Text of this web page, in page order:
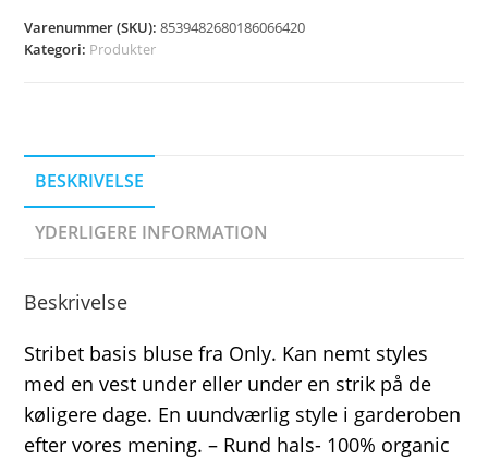
Varenummer (SKU):8539482680186066420
Kategori: Produkter
BESKRIVELSE
YDERLIGERE INFORMATION
Beskrivelse
Stribet basis bluse fra Only. Kan nemt styles
med en vest under eller under en strik på de
køligere dage. En uundværlig style i garderoben
efter vores mening. – Rund hals- 100% organic